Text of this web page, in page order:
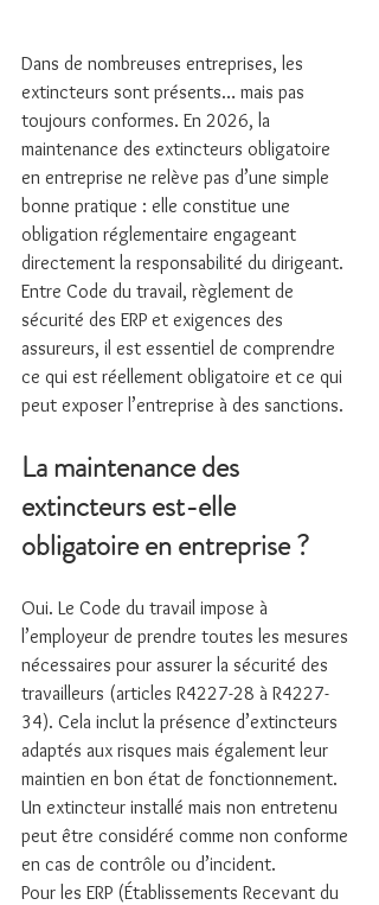
Dans de nombreuses entreprises, les
extincteurs sont présents… mais pas
toujours conformes. En 2026, la
maintenance des extincteurs obligatoire
en entreprise ne relève pas d’une simple
bonne pratique : elle constitue une
obligation réglementaire engageant
directement la responsabilité du dirigeant.
Entre Code du travail, règlement de
sécurité des ERP et exigences des
assureurs, il est essentiel de comprendre
ce qui est réellement obligatoire et ce qui
peut exposer l’entreprise à des sanctions.
La maintenance des
extincteurs est-elle
obligatoire en entreprise ?
Oui. Le Code du travail impose à
l’employeur de prendre toutes les mesures
nécessaires pour assurer la sécurité des
travailleurs (articles R4227-28 à R4227-
34). Cela inclut la présence d’extincteurs
adaptés aux risques mais également leur
maintien en bon état de fonctionnement.
Un extincteur installé mais non entretenu
peut être considéré comme non conforme
en cas de contrôle ou d’incident.
Pour les ERP (Établissements Recevant du